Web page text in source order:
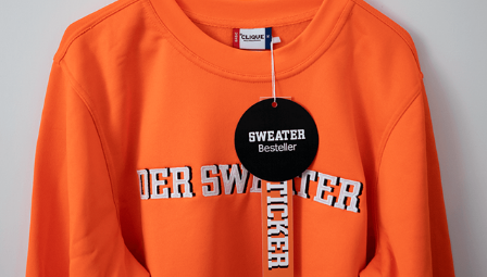
DER SWEATER
2020